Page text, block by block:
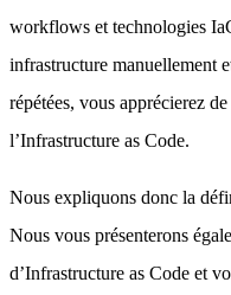
workflows et technologies
infrastructure manuellement
répétées, vous apprécierez
l’Infrastructure as Code.
Nous expliquons donc la
Nous vous présenterons
d’Infrastructure as Code et